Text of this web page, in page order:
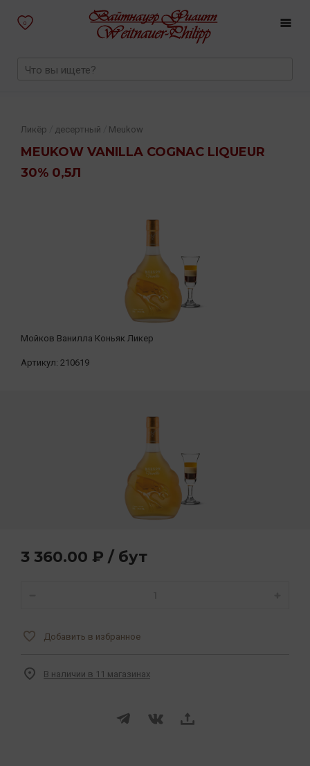
0
MEUKOW VANILLA COGNAC LIQUEUR
30% 0,5Л
Ликёр десертный Meukow
Мойков Ванилла Коньяк Ликер
Артикул: 210619
3 360.00 ₽ / бут
Добавить в избранное
В наличии в 11 магазинах